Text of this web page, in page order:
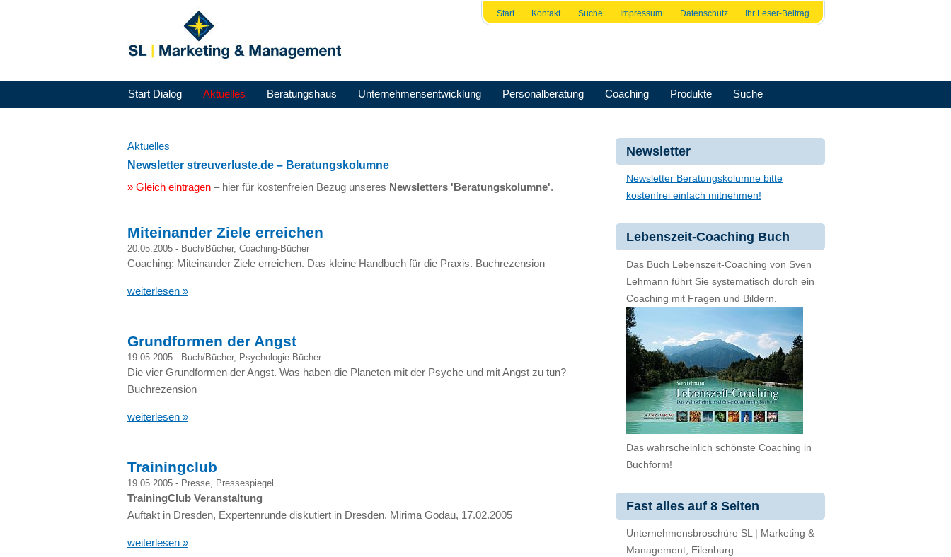
Start Kontakt Suche Impressum Datenschutz Ihr Leser-Beitrag
Start Dialog Aktuelles Beratungshaus Unternehmensentwicklung Personalberatung Coaching Produkte Suche
Aktuelles
Newsletter streuverluste.de – Beratungskolumne
» Gleich eintragen – hier für kostenfreien Bezug unseres Newsletters 'Beratungskolumne'.
Miteinander Ziele erreichen
20.05.2005 - Buch/Bücher, Coaching-Bücher
Coaching: Miteinander Ziele erreichen. Das kleine Handbuch für die Praxis. Buchrezension
weiterlesen »
Grundformen der Angst
19.05.2005 - Buch/Bücher, Psychologie-Bücher
Die vier Grundformen der Angst. Was haben die Planeten mit der Psyche und mit Angst zu tun?
Buchrezension
weiterlesen »
Trainingclub
19.05.2005 - Presse, Pressespiegel
TrainingClub Veranstaltung
Auftakt in Dresden, Expertenrunde diskutiert in Dresden. Mirima Godau, 17.02.2005
weiterlesen »
Newsletter
Newsletter Beratungskolumne bitte
kostenfrei einfach mitnehmen!
Lebenszeit-Coaching Buch
Das Buch Lebenszeit-Coaching von Sven
Lehmann führt Sie systematisch durch ein
Coaching mit Fragen und Bildern.
Das wahrscheinlich schönste Coaching in
Buchform!
Fast alles auf 8 Seiten
Unternehmensbroschüre SL | Marketing &
Management, Eilenburg.